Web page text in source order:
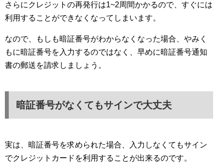
さらにクレジットの再発行は1~2周間かかるので、すぐには
利用することができなくなってしまいます。
なので、もしも暗証番号がわからなくなった場合、やみく
もに暗証番号を入力するのではなく、早めに暗証番号通知
書の郵送を請求しましょう。
暗証番号がなくてもサインで大丈夫
実は、暗証番号を求められた場合、入力しなくてもサイン
でクレジットカードを利用することが出来るのです。